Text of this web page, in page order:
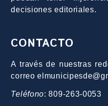
decisiones editoriales.
CONTACTO
A través de nuestras
correo
Teléfono: 809-263-0053